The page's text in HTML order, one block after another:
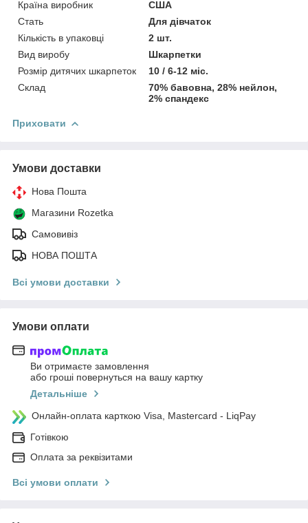
Країна виробник
США
Стать
Для дівчаток
Кількість в упаковці
2 шт.
Вид виробу
Шкарпетки
Розмір дитячих шкарпеток
10 / 6-12 міс.
Склад
70% бавовна, 28% нейлон,
2% спандекс
Приховати
Умови доставки
Нова Пошта
Магазини Rozetka
Самовивіз
НОВА ПОШТА
Всі умови доставки
Умови оплати
Ви отримаєте замовлення
або гроші повернуться на вашу картку
Детальніше
Онлайн-оплата карткою Visa, Mastercard - LiqPay
Готівкою
Оплата за реквізитами
Всі умови оплати